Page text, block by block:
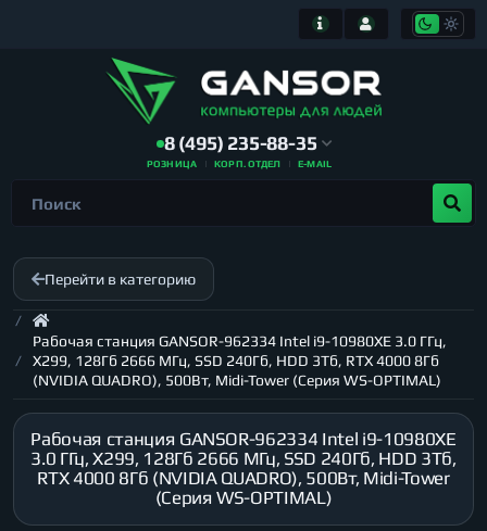
8 (495) 235-88-35
РОЗНИЦА КОРП. ОТДЕЛ E-MAIL
Перейти в категорию
Рабочая станция GANSOR-962334 Intel i9-10980XE 3.0 ГГц,
X299, 128Гб 2666 МГц, SSD 240Гб, HDD 3Тб, RTX 4000 8Гб
(NVIDIA QUADRO), 500Вт, Midi-Tower (Серия WS-OPTIMAL)
Рабочая станция GANSOR-962334 Intel i9-10980XE
3.0 ГГц, X299, 128Гб 2666 МГц, SSD 240Гб, HDD 3Тб,
RTX 4000 8Гб (NVIDIA QUADRO), 500Вт, Midi-Tower
(Серия WS-OPTIMAL)